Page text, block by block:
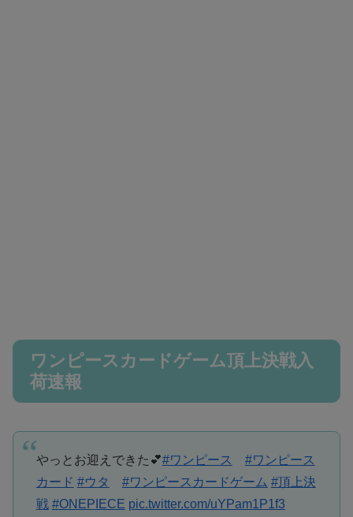
ワンピースカードゲーム頂上決戦入
荷速報
やっとお迎えできた💕#ワンピース
#ワンピース
カード #ウタ #ワンピースカードゲーム #頂上決
戦 #ONEPIECE pic.twitter.com/uYPam1P1f3